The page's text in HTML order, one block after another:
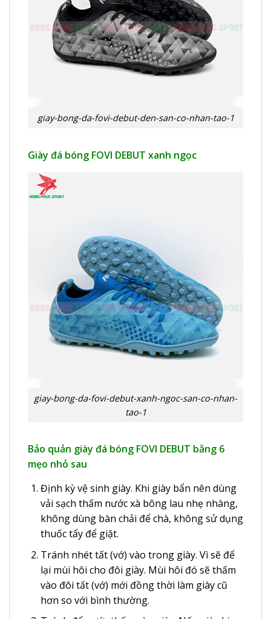
giay-bong-da-fovi-debut-den-san-co-nhan-tao-1
Giày đá bóng FOVI DEBUT xanh ngọc
giay-bong-da-fovi-debut-xanh-ngoc-san-co-nhan-
tao-1
Bảo quản giày đá bóng FOVI DEBUT bằng 6
mẹo nhỏ sau
Định kỳ vệ sinh giày. Khi giày bẩn nên dùng
vải sạch thấm nước xà bông lau nhẹ nhàng,
không dùng bàn chải để chà, không sử dụng
thuốc tẩy để giặt.
Tránh nhét tất (vớ) vào trong giày. Vì sẽ để
lại mùi hôi cho đôi giày. Mùi hôi đó sẽ thấm
vào đôi tất (vớ) mới đồng thời làm giày cũ
hơn so với bình thường.